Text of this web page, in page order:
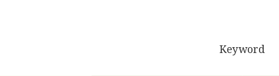
Keyword